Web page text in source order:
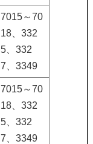
7015～70
18、332
5、332
7、3349
7015～70
18、332
5、332
7、3349